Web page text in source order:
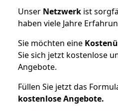
Unser Netzwerk ist
haben viele Jahre
Sie möchten eine
Sie sich jetzt kostenlose
Angebote.
Füllen Sie jetzt das
kostenloseAngebote.